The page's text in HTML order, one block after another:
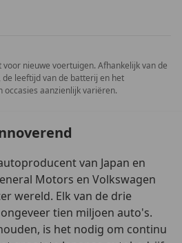
nieuwe voertuigen. Afhankelijk van de
leeftijd van de batterij en het
occasies aanzienlijk variëren.
van Japan en
Motors en Volkswagen
wereld. Elk van de drie
tien miljoen auto's.
is het nodig om continu